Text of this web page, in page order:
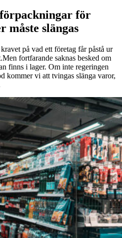
för
måste slängas
på vad ett företag får påstå ur
fortfarande saknas besked om
finns i lager. Om inte regeringen
kommer vi att tvingas slänga varor,